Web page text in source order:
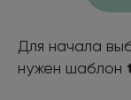
Для начала
нужен шаблон